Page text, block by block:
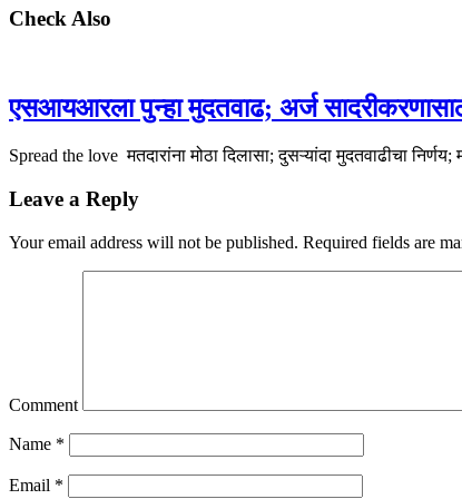
Check Also
एसआयआरला पुन्हा मुदतवाढ; अर्ज
Spread the love मतदारांना मोठा दिलासा; दुसऱ्यांदा मुदतवाढीचा
Leave a Reply
Your email address will not be published. Required fields are
Comment
Name *
Email *